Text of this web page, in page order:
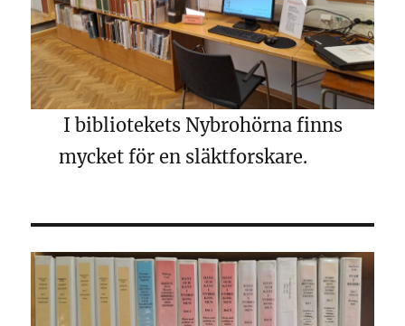
I bibliotekets Nybrohörna finns
mycket för en släktforskare.